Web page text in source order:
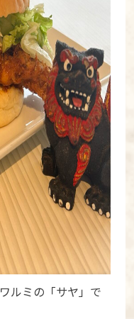
ルミの「サヤ」で